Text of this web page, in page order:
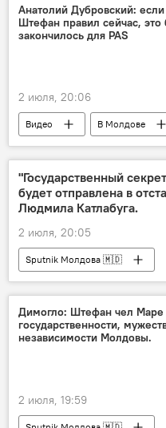
Анатолий Дубровский:
Штефан правил сейчас,
закончилось для PAS
2 июля, 20:06
Видео В Молдове
Штефан чел Маре
"Государственный
будет отправлена в
Людмила Катлабуга.
2 июля, 20:05
Sputnik Молдова 🇲🇩
Димогло: Штефан чел Маре
государственности,
независимости Молдовы.
2 июля, 19:59